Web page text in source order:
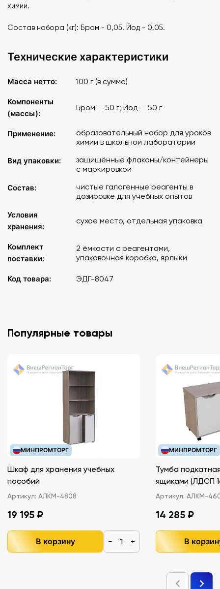
химии.
Состав набора (кг): Бром - 0,05. Йод - 0,05.
Технические характеристики
Масса нетто: 100 г (в сумме)
Компоненты
(массы):
Бром — 50 г; Йод — 50 г
Применение:
образовательный набор для уроков
химии в школьной лаборатории
Вид упаковки:
защищённые флаконы/контейнеры
с маркировкой
Состав:
чистые галогенные реагенты в
дозировке для учебных опытов
Условия
хранения:
сухое место, отдельная упаковка
Комплект
поставки:
2 ёмкости с реагентами,
упаковочная коробка, ярлыки
Код товара: ЭДГ-8047
Популярные товары
МИНПРОМТОРГ
Шкаф для хранения учебных
пособий
Артикул: АЛКМ-4808
19 195 ₽
В корзину − +
МИНПРОМТОРГ
Тумба
ящиками
Артикул: АЛКМ-
14 285 ₽
В